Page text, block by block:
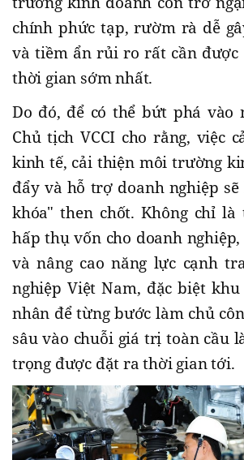
chính phức tạp, rườm rà dễ
và tiềm ẩn rủi ro rất cần được
thời gian sớm nhất.
Do đó, để có thể bứt phá vào
Chủ tịch VCCI cho rằng, việc
kinh tế, cải thiện môi trường
đẩy và hỗ trợ doanh nghiệp
khóa" then chốt. Không chỉ là
hấp thụ vốn cho doanh
và nâng cao năng lực cạnh
nghiệp Việt Nam, đặc biệt
nhân để từng bước làm chủ
sâu vào chuỗi giá trị toàn cầu
trọng được đặt ra thời gian tới.